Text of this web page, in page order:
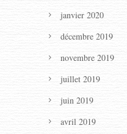
janvier 2020
décembre 2019
novembre 2019
juillet 2019
juin 2019
avril 2019